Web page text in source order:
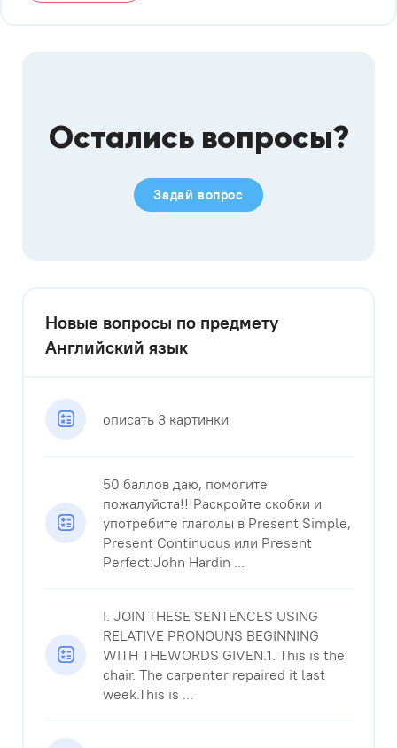
Остались вопросы?
Задай вопрос
Новые вопросы по предмету
Английский язык
описать 3 картинки
50 баллов даю, помогите
пожалуйста!!!Раскройте скобки и
употребите глаголы в Present Simple,
Present Continuous или Present
Perfect:John Hardin ...
I. JOIN THESE SENTENCES USING
RELATIVE PRONOUNS BEGINNING
WITH THEWORDS GIVEN.1. This is the
chair. The carpenter repaired it last
week.This is ...